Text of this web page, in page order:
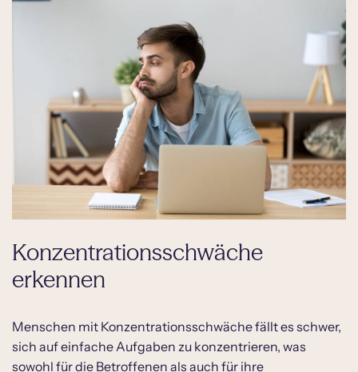
Konzentrationsschwäche und Corona
Konzentrationsschwäche
erkennen
Menschen mit Konzentrationsschwäche fällt es schwer,
sich auf einfache Aufgaben zu konzentrieren, was
sowohl für die Betroffenen als auch für ihre